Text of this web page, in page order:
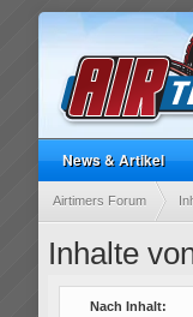
News & Artikel
Airtimers Forum
Inhalte
Nach Inhalt: